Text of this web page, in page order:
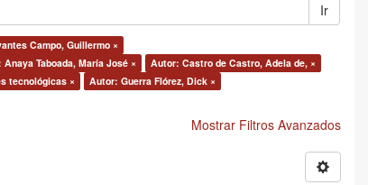
Ir
Campo, Guillermo ×
Taboada, María José ×
Autor: Castro de Castro, Adela de, ×
tecnológicas ×
Autor: Guerra Flórez, Dick ×
Mostrar Filtros Avanzados